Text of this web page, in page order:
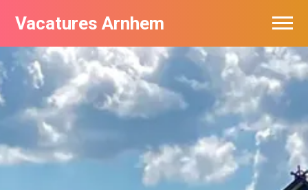
Vacatures Arnhem
Vacatures per bedrijf in Arnhem
Nieuwsbrief feed